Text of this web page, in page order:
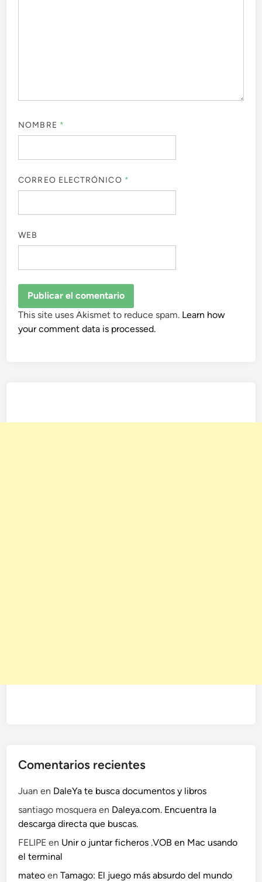
NOMBRE *
CORREO ELECTRÓNICO *
WEB
This site uses Akismet to reduce spam. Learn how
your comment data is processed.
Comentarios recientes
Juan en DaleYa te busca documentos y libros
santiago mosquera en Daleya.com. Encuentra la
descarga directa que buscas.
FELIPE en Unir o juntar ficheros .VOB en Mac usando
el terminal
mateo enTamago: El juego más absurdo del mundo